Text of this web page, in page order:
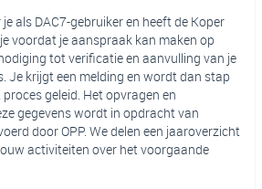
als DAC7-gebruiker en heeft de Koper
voordat je aanspraak kan maken op
tot verificatie en aanvulling van je
Je krijgt een melding en wordt dan stap
geleid. Het opvragen en
gegevens wordt in opdracht van
door OPP. We delen een jaaroverzicht
activiteiten over het voorgaande